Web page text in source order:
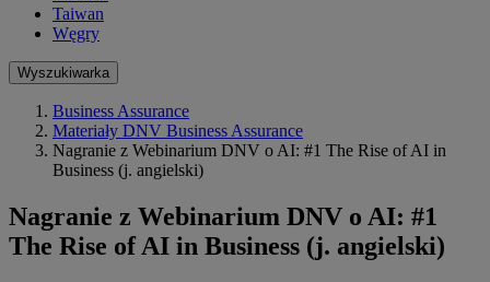
Taiwan
Węgry
Wyszukiwarka
Business Assurance
Materiały DNV Business Assurance
Nagranie z Webinarium DNV o AI: #1 The Rise of AI in
Business (j. angielski)
Nagranie z Webinarium DNV o AI: #1
The Rise of AI in Business (j. angielski)